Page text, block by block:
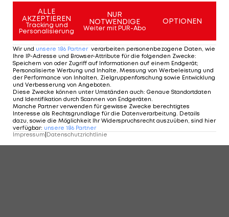
ALLE
AKZEPTIEREN
Tracking und
Personalisierung
NUR
NOTWENDIGE
Weiter mit PUR-Abo
OPTIONEN
Wir und unsere 186 Partner verarbeiten personenbezogene Daten, wie
Ihre IP-Adresse und Browser-Attribute für die folgenden Zwecke:
Speichern von oder Zugriff auf Informationen auf einem Endgerät;
Personalisierte Werbung und Inhalte, Messung von Werbeleistung und
der Performance von Inhalten, Zielgruppenforschung sowie Entwicklung
und Verbesserung von Angeboten.
Diese Zwecke können unter Umständen auch: Genaue Standortdaten
und Identifikation durch Scannen von Endgeräten.
Manche Partner verwenden für gewisse Zwecke berechtigtes
Interesse als Rechtsgrundlage für die Datenverarbeitung. Details
dazu, sowie die Möglichkeit Ihr Widerspruchsrecht auszuüben, sind hier
verfügbar: unsere 186 Partner
Impressum Datenschutzrichtlinie